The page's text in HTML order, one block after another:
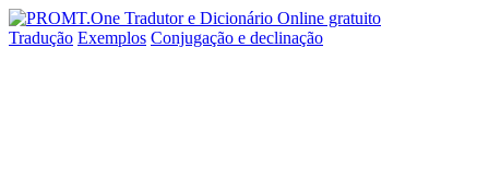
Tradução Exemplos Conjugação e declinação